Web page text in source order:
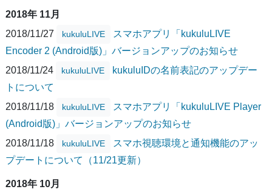
2018年 11月
2018/11/27
kukuluLIVE
スマホアプリ「kukuluLIVE
Encoder 2 (Android版)」バージョンアップのお知らせ
2018/11/24
kukuluLIVE
kukuluIDの名前表記のアップデー
トについて
2018/11/18
kukuluLIVE
スマホアプリ「kukuluLIVE Player
(Android版)」バージョンアップのお知らせ
2018/11/18
kukuluLIVE
スマホ視聴環境と通知機能のアッ
プデートについて（11/21更新）
2018年 10月